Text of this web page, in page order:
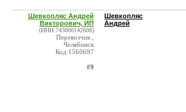
Шевкопляс Андрей
Викторович, ИП
(ИНН:743000142608)
Перевозчик ,
Челябинск
Код:1560697
#9
Шевкопляс
Андрей